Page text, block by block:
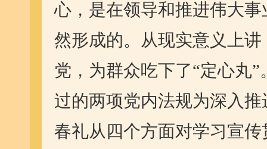
心，是在领导和推进伟大
然形成的。从现实意义上
党，为群众吃下了“定心丸
过的两项党内法规为深入
春礼从四个方面对学习宣